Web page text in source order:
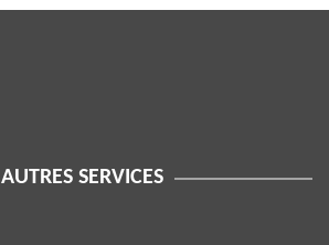
AUTRES SERVICES